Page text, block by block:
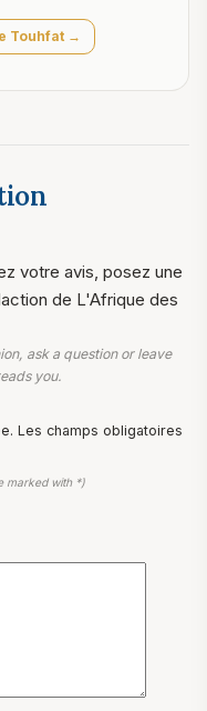
Touhfat →
votre avis, posez une
de L'Afrique des
ask a question or leave
you.
Les champs obligatoires
marked with *)